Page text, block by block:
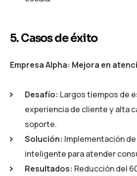
5. Casos de éxito
Empresa Alpha: Mejora en
Desafío: Largos tiempos de
experiencia de cliente y alta
soporte.
Solución: Implementación
inteligente para atender
Resultados: Reducción del